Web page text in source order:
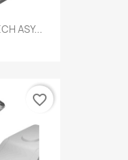
ASY...
favorite_border